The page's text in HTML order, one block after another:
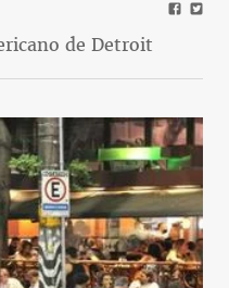
de Detroit